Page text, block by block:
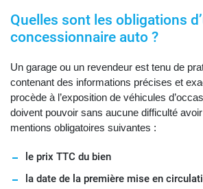
Quelles sont les obligations
concessionnaire auto ?
Un garage ou un revendeur est tenu de
contenant des informations précises et
procède à l’exposition de véhicules
doivent pouvoir sans aucune difficulté
mentions obligatoires suivantes :
le prix TTC du bien
la date de la première mise en